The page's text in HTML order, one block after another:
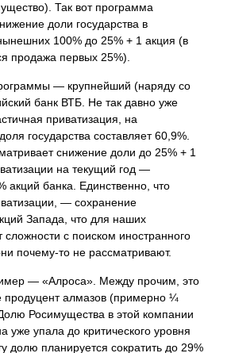
Так вот программа
доли государства в
100% до 25% + 1 акция (в
продажа первых 25%).
— крупнейший (наряду со
банк ВТБ. Не так давно уже
приватизация, на
государства составляет 60,9%.
снижение доли до 25% + 1
на текущий год —
акций банка. Единственно, что
— сохранение
Запада, что для наших
сложности с поиском иностранного
почему-то не рассматривают.
— «Алроса». Между прочим, это
продуцент алмазов (примерно ¼
Росимущества в этой компании
уже упала до критического уровня
долю планируется сократить до 29%